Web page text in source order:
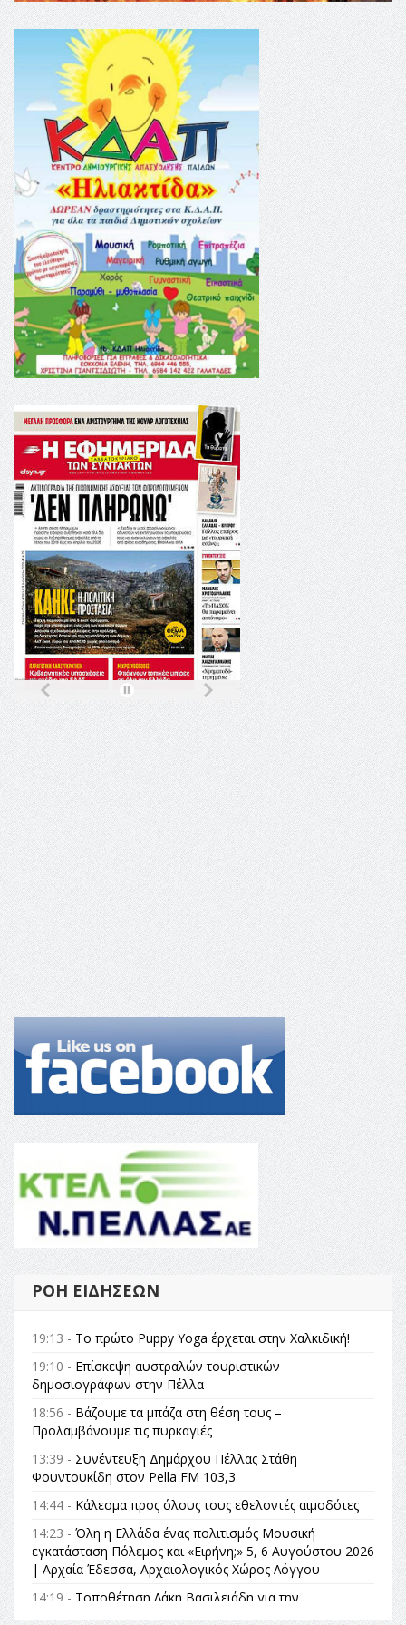
ΡΟΉ ΕΙΔΉΣΕΩΝ
19:13 - Το πρώτο Puppy Yoga έρχεται στην Χαλκιδική!
19:10 - Επίσκεψη αυστραλών τουριστικών
δημοσιογράφων στην Πέλλα
18:56 - Βάζουμε τα μπάζα στη θέση τους –
Προλαμβάνουμε τις πυρκαγιές
13:39 - Συνέντευξη Δημάρχου Πέλλας Στάθη
Φουντουκίδη στον Pella FM 103,3
14:44 - Κάλεσμα προς όλους τους εθελοντές αιμοδότες
14:23 - Όλη η Ελλάδα ένας πολιτισμός Μουσική
εγκατάσταση Πόλεμος και «Ειρήνη;» 5, 6 Αυγούστου 2026
| Αρχαία Έδεσσα, Αρχαιολογικός Χώρος Λόγγου
14:19 - Τοποθέτηση Λάκη Βασιλειάδη για την
Αναθεώρηση του Συντάγματος: «Σε τέτοιες κορυφαίες